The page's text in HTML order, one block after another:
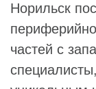
Норильск
частей с